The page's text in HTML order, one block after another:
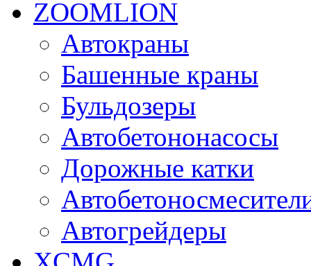
ZOOMLION
Автокраны
Башенные краны
Бульдозеры
Автобетононасосы
Дорожные катки
Автогрейдеры